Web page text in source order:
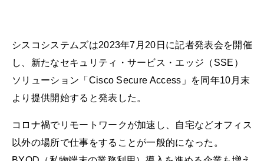
シスコシステムズは2023年7月20日に記者発表会を開催
し、新たなセキュリティ・サービス・エッジ（SSE）
ソリューション「Cisco Secure Access」を同年10月末
より提供開始すると発表した。
コロナ禍でリモートワークが加速し、自宅などオフィス
以外の場所で仕事をすることが一般的になった。